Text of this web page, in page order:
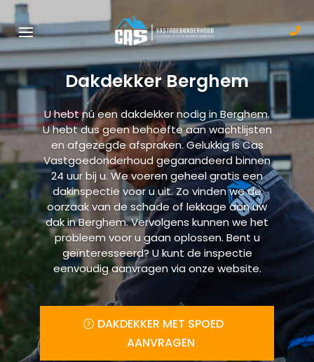
Dakdekker Berghem
U hebt nú eendakdekker nodig in Berghem.
U hebt dus geen behoefte aan wachtlijsten
en afgezegde afspraken. Gelukkig isCas
Vastgoedonderhoudgegarandeerd binnen
24 uur bij u. We voeren geheel gratis een
dakinspectie voor u uit. Zo vinden we de
oorzaak van de schade of lekkage aan uw
dak in Berghem. Vervolgens kunnen we het
probleem voor u gaan oplossen. Bent u
geïnteresseerd? U kunt de inspectie
eenvoudig aanvragen via onze website.
DAKDEKKER MET SPOED
AANVRAGEN